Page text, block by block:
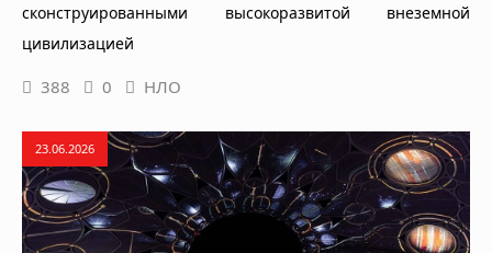
сконструированными высокоразвитой внеземной
цивилизацией
388 0 НЛО
23.06.2026